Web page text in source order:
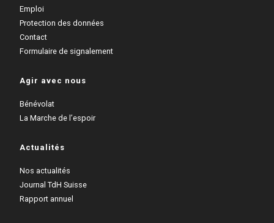
Emploi
Protection des données
Contact
Formulaire de signalement
Agir avec nous
Bénévolat
La Marche de l’espoir
Actualités
Nos actualités
Journal TdH Suisse
Rapport annuel